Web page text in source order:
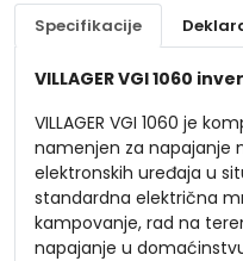
Specifikacije
VILLAGER VGI 1060
VILLAGER VGI 1060 je
namenjen za napajanje
elektronskih uređaja u
standardna električna
kampovanje, rad na
napajanje u